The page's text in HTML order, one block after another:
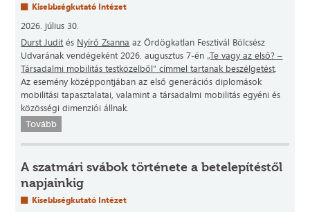
Kisebbségkutató Intézet
2026. július 30.
Durst Judit és Nyírő Zsanna az Ördögkatlan Fesztivál Bölcsész
Udvarának vendégeként 2026. augusztus 7-én „Te vagy az első? –
Társadalmi mobilitás testközelből” címmel tartanak beszélgetést.
Az esemény középpontjában az első generációs diplomások
mobilitási tapasztalatai, valamint a társadalmi mobilitás egyéni és
közösségi dimenziói állnak.
Tovább
A szatmári svábok története a betelepítéstől
napjainkig
Kisebbségkutató Intézet